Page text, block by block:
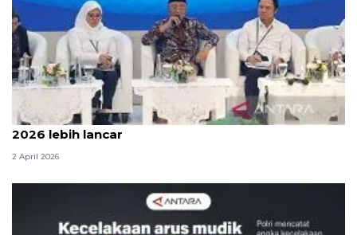
Menteri PU sebut arus mudik dan balik Lebaran
2026 lebih lancar
2 April 2026